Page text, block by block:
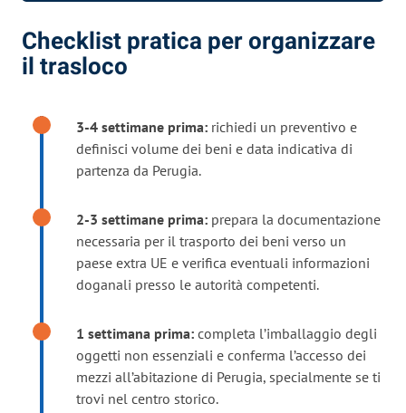
Checklist pratica per organizzare
il trasloco
3-4 settimane prima: richiedi un preventivo e
definisci volume dei beni e data indicativa di
partenza da Perugia.
2-3 settimane prima: prepara la documentazione
necessaria per il trasporto dei beni verso un
paese extra UE e verifica eventuali informazioni
doganali presso le autorità competenti.
1 settimana prima: completa l’imballaggio degli
oggetti non essenziali e conferma l’accesso dei
mezzi all’abitazione di Perugia, specialmente se ti
trovi nel centro storico.